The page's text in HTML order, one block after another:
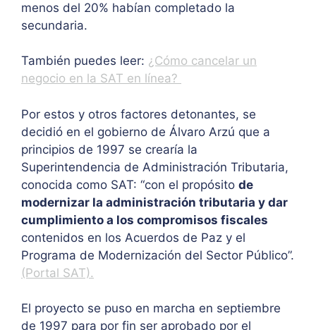
menos del 20% habían completado la
secundaria.
También puedes leer: ¿Cómo cancelar un
negocio en la SAT en línea?
Por estos y otros factores detonantes, se
decidió en el gobierno de Álvaro Arzú que a
principios de 1997 se crearía la
Superintendencia de Administración Tributaria,
conocida como SAT: “con el propósito de
modernizar la administración tributaria y dar
cumplimiento a los compromisos fiscales
contenidos en los Acuerdos de Paz y el
Programa de Modernización del Sector Público”.
(Portal SAT).
El proyecto se puso en marcha en septiembre
de 1997 para por fin ser aprobado por el